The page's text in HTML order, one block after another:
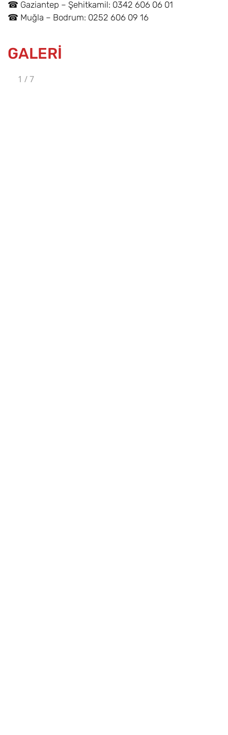
☎ Gaziantep – Şehitkamil: 0342 606 06 01
☎ Muğla – Bodrum: 0252 606 09 16
GALERİ
1 /7